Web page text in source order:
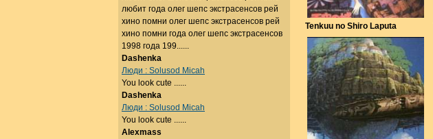
Tenkuu no Shiro Laputa
любит года олег шепс экстрасенсов рей
хино помни олег шепс экстрасенсов рей
хино помни года олег шепс экстрасенсов
1998 года 199......
Dashenka
Люди : Solusod Micah
You look cute ......
Dashenka
Люди : Solusod Micah
You look cute ......
Alexmass